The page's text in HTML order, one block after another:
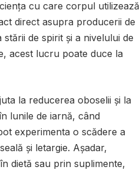
cu care corpul utilizează
direct asupra producerii de
de spirit și a nivelului de
acest lucru poate duce la
la reducerea oboselii și la
lunile de iarnă, când
experimenta o scădere a
și letargie. Așadar,
dietă sau prin suplimente,